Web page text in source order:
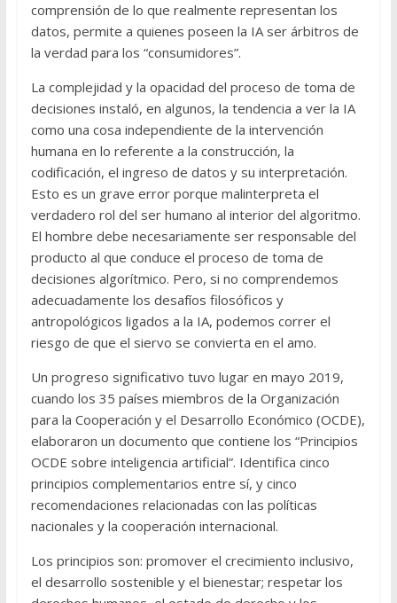
comprensión de lo que realmente representan los
datos, permite a quienes poseen la IA ser árbitros de
la verdad para los “consumidores”.
La complejidad y la opacidad del proceso de toma de
decisiones instaló, en algunos, la tendencia a ver la IA
como una cosa independiente de la intervención
humana en lo referente a la construcción, la
codificación, el ingreso de datos y su interpretación.
Esto es un grave error porque malinterpreta el
verdadero rol del ser humano al interior del algoritmo.
El hombre debe necesariamente ser responsable del
producto al que conduce el proceso de toma de
decisiones algorítmico. Pero, si no comprendemos
adecuadamente los desafíos filosóficos y
antropológicos ligados a la IA, podemos correr el
riesgo de que el siervo se convierta en el amo.
Un progreso significativo tuvo lugar en mayo 2019,
cuando los 35 países miembros de la Organización
para la Cooperación y el Desarrollo Económico (OCDE),
elaboraron un documento que contiene los “Principios
OCDE sobre inteligencia artificial”. Identifica cinco
principios complementarios entre sí, y cinco
recomendaciones relacionadas con las políticas
nacionales y la cooperación internacional.
Los principios son: promover el crecimiento inclusivo,
el desarrollo sostenible y el bienestar; respetar los